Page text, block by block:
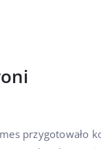
przygotowało